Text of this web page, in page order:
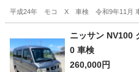
平成24年 モコ X 車検 令和9年11月 車名
モコ
ニッサン NV100
0 車検
260,000円